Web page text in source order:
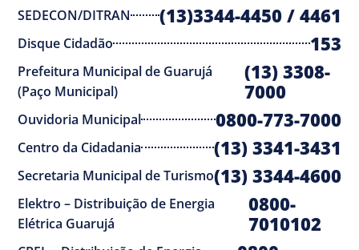
SEDECON/DITRAN (13)3344-4450 / 4461
Disque Cidadão 153
Prefeitura Municipal de Guarujá
(Paço Municipal)
(13) 3308-
7000
Ouvidoria Municipal 0800-773-7000
Centro da Cidadania (13) 3341-3431
Secretaria Municipal de Turismo(13) 3344-4600
Elektro – Distribuição de Energia
Elétrica Guarujá
0800-
7010102